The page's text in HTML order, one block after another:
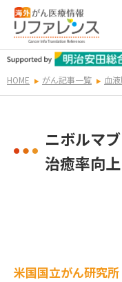
HOME がん記事一覧 血
ニボルマ
治癒率向
米国国立がん研究